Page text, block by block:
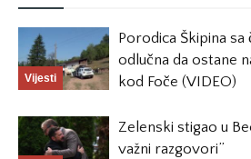
Vijesti
Porodica Škipina
odlučna da ostane
kod Foče (VIDEO)
Zelenski stigao u
važni razgovori”